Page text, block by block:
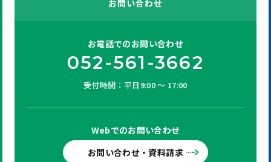
お問い合わせ
お電話でのお問い合わせ
052-561-3662
受付時間：平日9:00 ～ 17:00
Webでのお問い合わせ
お問い合わせ・資料請求